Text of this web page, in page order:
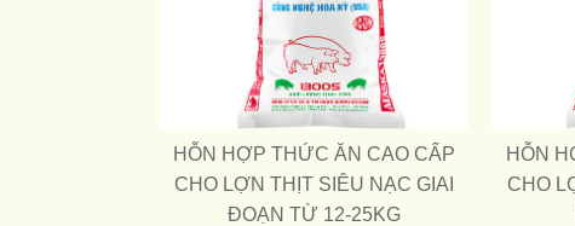
HỖN HỢP THỨC ĂN CAO CẤP
CHO LỢN THỊT SIÊU NẠC GIAI
ĐOẠN TỪ 12-25KG
HỖN
CHO